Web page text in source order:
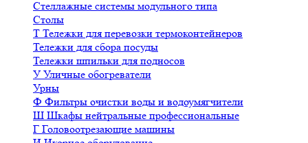
Стеллажные системы модульного типа
Столы
Т Тележки для перевозки термоконтейнеров
Тележки для сбора посуды
Тележки шпильки для подносов
У Уличные обогреватели
Урны
Ф Фильтры очистки воды и водоумягчители
Ш Шкафы нейтральные профессиональные
Г Головоотрезающие машины